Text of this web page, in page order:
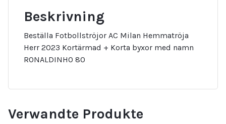
Beskrivning
Beställa Fotbollströjor AC Milan Hemmatröja
Herr 2023 Kortärmad + Korta byxor med namn
RONALDINHO 80
Verwandte Produkte